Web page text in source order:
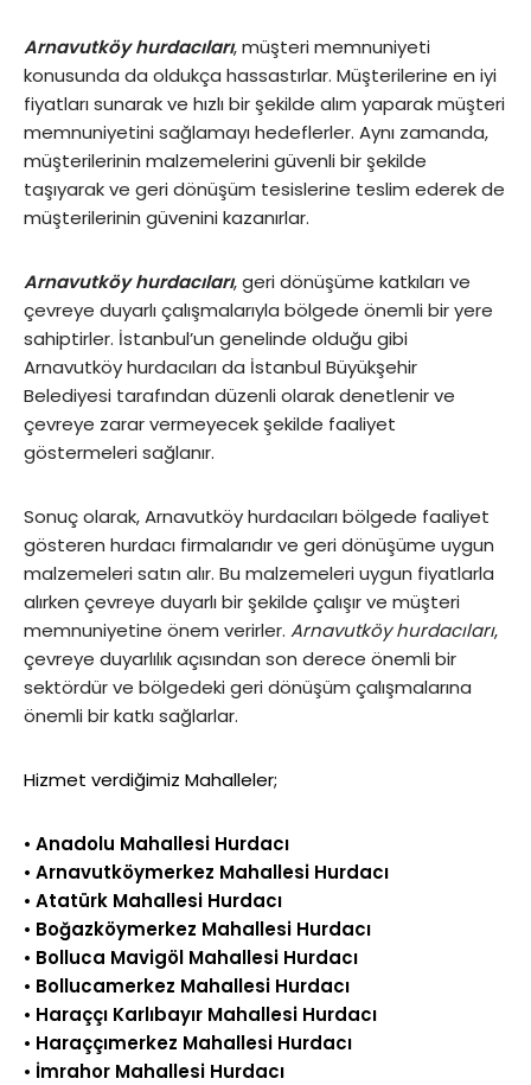
Arnavutköy hurdacıları, müşteri memnuniyeti
konusunda da oldukça hassastırlar. Müşterilerine en iyi
fiyatları sunarak ve hızlı bir şekilde alım yaparak müşteri
memnuniyetini sağlamayı hedeflerler. Aynı zamanda,
müşterilerinin malzemelerini güvenli bir şekilde
taşıyarak ve geri dönüşüm tesislerine teslim ederek de
müşterilerinin güvenini kazanırlar.
Arnavutköy hurdacıları, geri dönüşüme katkıları ve
çevreye duyarlı çalışmalarıyla bölgede önemli bir yere
sahiptirler. İstanbul’un genelinde olduğu gibi
Arnavutköy hurdacıları da İstanbul Büyükşehir
Belediyesi tarafından düzenli olarak denetlenir ve
çevreye zarar vermeyecek şekilde faaliyet
göstermeleri sağlanır.
Sonuç olarak, Arnavutköy hurdacıları bölgede faaliyet
gösteren hurdacı firmalarıdır ve geri dönüşüme uygun
malzemeleri satın alır. Bu malzemeleri uygun fiyatlarla
alırken çevreye duyarlı bir şekilde çalışır ve müşteri
memnuniyetine önem verirler. Arnavutköy hurdacıları,
çevreye duyarlılık açısından son derece önemli bir
sektördür ve bölgedeki geri dönüşüm çalışmalarına
önemli bir katkı sağlarlar.
Hizmet verdiğimiz Mahalleler;
• Anadolu Mahallesi Hurdacı
• Arnavutköymerkez Mahallesi Hurdacı
• Atatürk Mahallesi Hurdacı
• Boğazköymerkez Mahallesi Hurdacı
• Bolluca Mavigöl Mahallesi Hurdacı
• Bollucamerkez Mahallesi Hurdacı
• Haraççı Karlıbayır Mahallesi Hurdacı
• Haraççımerkez Mahallesi Hurdacı
• İmrahor Mahallesi Hurdacı